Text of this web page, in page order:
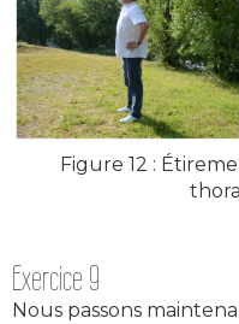
Figure 12 :
Exercice 9
Nous passons